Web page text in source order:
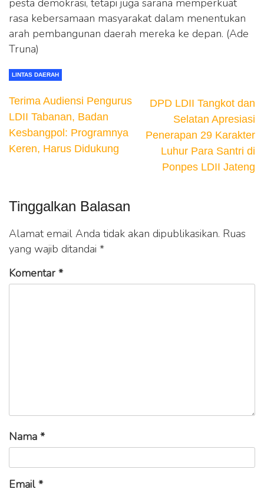
rasa kebersamaan masyarakat dalam menentukan
arah pembangunan daerah mereka ke depan. (Ade
Truna)
LINTAS DAERAH
Terima Audiensi Pengurus
LDII Tabanan, Badan
Kesbangpol: Programnya
Keren, Harus Didukung
DPD LDII Tangkot dan
Selatan Apresiasi
Penerapan 29 Karakter
Luhur Para Santri di
Ponpes LDII Jateng
Tinggalkan Balasan
Alamat email Anda tidak akan dipublikasikan. Ruas
yang wajib ditandai *
Komentar *
Nama *
Email *